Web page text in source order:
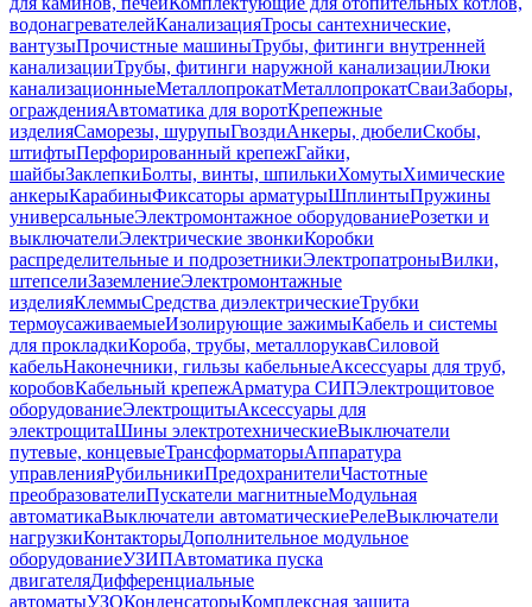
водонагревателейКанализацияТросы сантехнические,
вантузыПрочистные машиныТрубы, фитинги внутренней
канализацииТрубы, фитинги наружной канализацииЛюки
канализационныеМеталлопрокатМеталлопрокатСваиЗаборы,
огражденияАвтоматика для воротКрепежные
изделияСаморезы, шурупыГвоздиАнкеры, дюбелиСкобы,
штифтыПерфорированный крепежГайки,
шайбыЗаклепкиБолты, винты, шпилькиХомутыХимические
анкерыКарабиныФиксаторы арматурыШплинтыПружины
универсальныеЭлектромонтажное оборудованиеРозетки и
выключателиЭлектрические звонкиКоробки
распределительные и подрозетникиЭлектропатроныВилки,
штепселиЗаземлениеЭлектромонтажные
изделияКлеммыСредства диэлектрическиеТрубки
термоусаживаемыеИзолирующие зажимыКабель и системы
для прокладкиКороба, трубы, металлорукавСиловой
кабельНаконечники, гильзы кабельныеАксессуары для труб,
коробовКабельный крепежАрматура СИПЭлектрощитовое
оборудованиеЭлектрощитыАксессуары для
электрощитаШины электротехническиеВыключатели
путевые, концевыеТрансформаторыАппаратура
управленияРубильникиПредохранителиЧастотные
преобразователиПускатели магнитныеМодульная
автоматикаВыключатели автоматическиеРелеВыключатели
нагрузкиКонтакторыДополнительное модульное
оборудованиеУЗИПАвтоматика пуска
двигателяДифференциальные
автоматыУЗОКонденсаторыКомплексная защита